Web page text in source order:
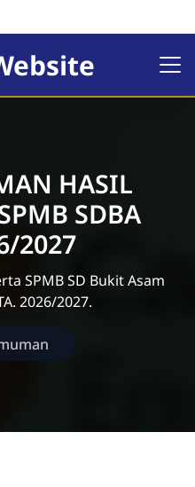
HASIL
SDBA
2027
SPMB SD Bukit Asam
2026/2027.